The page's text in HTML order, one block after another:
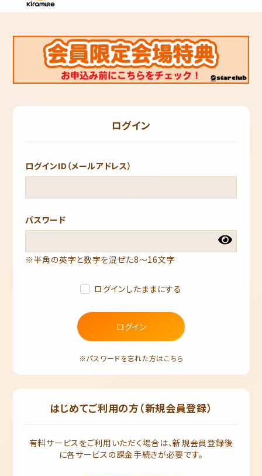
ログイン
ログインID（メールアドレス）
パスワード
※半角の英字と数字を混ぜた8～16文字
ログインしたままにする
ログイン
※パスワードを忘れた方はこちら
はじめてご利用の方（新規会員登録）
有料サービスをご利用いただく場合は、新規会員登録後
に各サービスの課金手続きが必要です。